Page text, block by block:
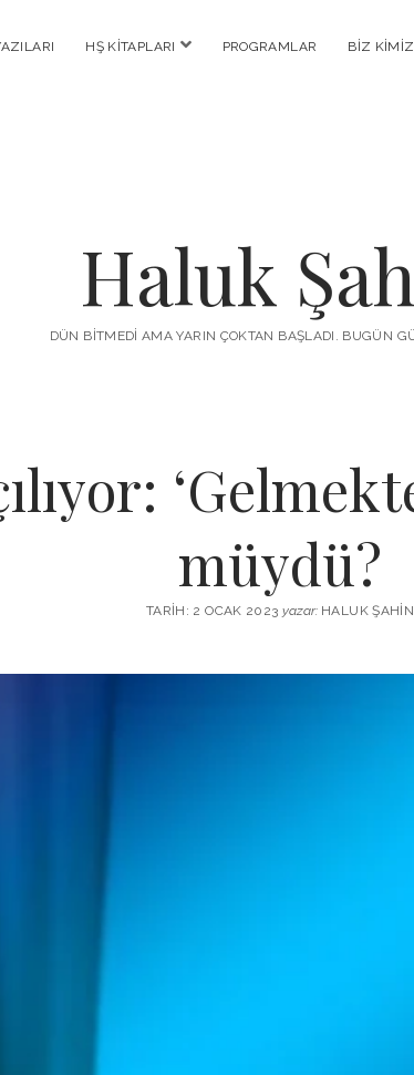
HŞ KITAPLARI menüyüPROGRAMLAR BIZ
Haluk
DÜN BITMEDI AMA YARIN ÇOKTAN BAŞLADI. BUGÜN
müydü?
TARIH: 2 OCAK 2023 yazar:HALUK ŞAHIN